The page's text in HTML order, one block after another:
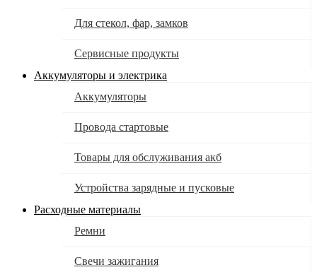
Для стекол, фар, замков
Сервисные продукты
Аккумуляторы и электрика
Аккумуляторы
Провода стартовые
Товары для обслуживания акб
Устройства зарядные и пусковые
Расходные материалы
Ремни
Свечи зажигания